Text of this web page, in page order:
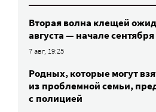
Вторая волна клещей
августа — начале сентября
7 авг, 19:25
Родных, которые могут
из проблемной семьи,
с полицией